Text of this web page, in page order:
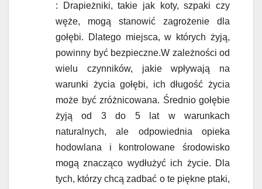
: Drapieżniki, takie jak koty, szpaki czy
węże, mogą stanowić zagrożenie dla
gołębi. Dlatego miejsca, w których żyją,
powinny być bezpieczne.W zależności od
wielu czynników, jakie wpływają na
warunki życia gołębi, ich długość życia
może być zróżnicowana. Średnio gołębie
żyją od 3 do 5 lat w warunkach
naturalnych, ale odpowiednia opieka
hodowlana i kontrolowane środowisko
mogą znacząco wydłużyć ich życie. Dla
tych, którzy chcą zadbać o te piękne ptaki,